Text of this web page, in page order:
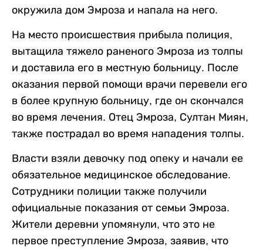
окружила дом Эмроза и напала на него.
На место происшествия прибыла полиция,
вытащила тяжело раненого Эмроза из толпы
и доставила его в местную больницу. После
оказания первой помощи врачи перевели его
в более крупную больницу, где он скончался
во время лечения. Отец Эмроза, Султан Миян,
также пострадал во время нападения толпы.
Власти взяли девочку под опеку и начали ее
обязательное медицинское обследование.
Сотрудники полиции также получили
официальные показания от семьи Эмроза.
Жители деревни упомянули, что это не
первое преступление Эмроза, заявив, что